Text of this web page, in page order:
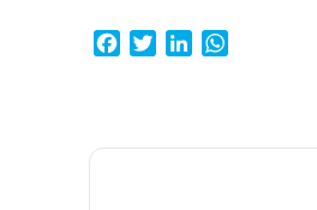
FacebookTwitterLinkedIn